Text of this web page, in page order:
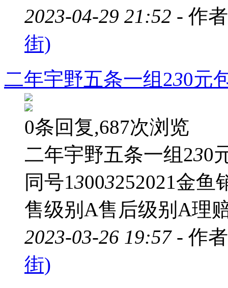
2023-04-29 21:52 - 作
街)
二年宇野五条一组230元
0条回复,687次浏览
二年宇野五条一组230
同号13003252021金鱼
售级别A售后级别A理
2023-03-26 19:57 - 作
街)